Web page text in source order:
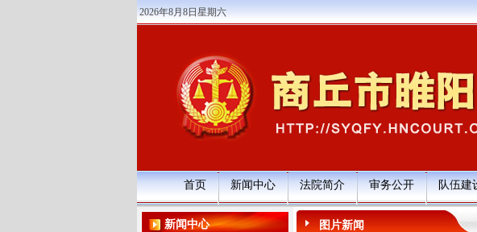
2026年8月8日星期六
首页 新闻中心 法院简介 审务公开 队伍建
新闻中心 图片新闻